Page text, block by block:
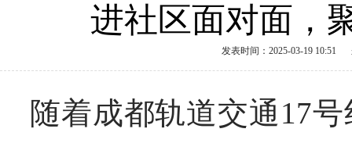
进社区面对面，
发表时间：2025-03-19 10:51
随着成都轨道交通17